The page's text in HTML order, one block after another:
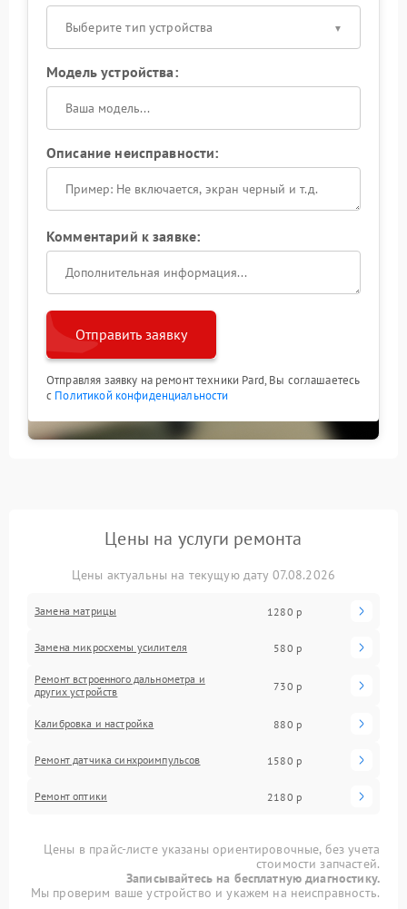
Выберите тип устройства
Модель устройства:
Описание неисправности:
Комментарий к заявке:
Отправить заявку
Отправляя заявку на ремонт техники Pard, Вы соглашаетесь
с Политикой конфиденциальности
Цены на услуги ремонта
Цены актуальны на текущую дату 07.08.2026
Замена матрицы 1280 р
Замена микросхемы усилителя 580 р
Ремонт встроенного дальнометра и
других устройств
730 р
Калибровка и настройка 880 р
Ремонт датчика синхроимпульсов 1580 р
Ремонт оптики 2180 р
Цены в прайс-листе указаны ориентировочные, без учета
стоимости запчастей.
Записывайтесь на бесплатную диагностику.
Мы проверим ваше устройство и укажем на неисправность.